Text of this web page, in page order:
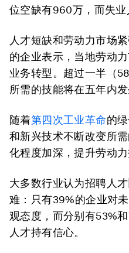
位空缺有960万，而失业
人才短缺和劳动力市场
的企业表示，当地劳动
业务转型。超过一半（
所需的技能将在五年内发
随着第四次工业革命的
和新兴技术不断改变所
化程度加深，提升劳动
大多数行业认为招聘人
难：只有39%的企业对
观态度，而分别有53%
人才持有信心。